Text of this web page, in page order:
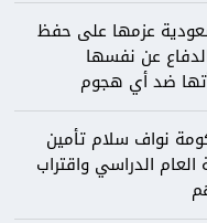
عزمها على حفظ
عن نفسها
ضد أي هجوم
نواف سلام تأمين
الدراسي واقتراب